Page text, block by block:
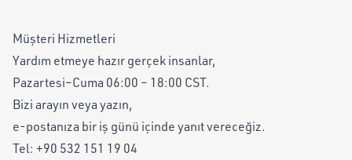
Müşteri Hizmetleri
Yardım etmeye hazır gerçek insanlar,
Pazartesi–Cuma 06:00 – 18:00 CST.
Bizi arayın veya yazın,
e-postanıza bir iş günü içinde yanıt vereceğiz.
Tel: +90 532 151 19 04